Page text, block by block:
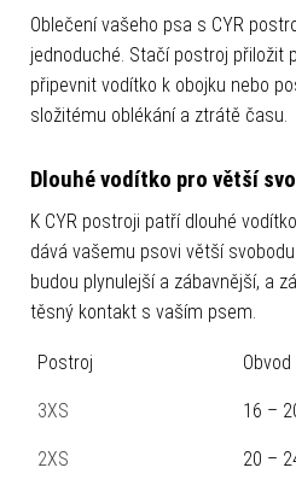
Oblečení vašeho psa s CYR
jednoduché. Stačí postroj přiložit
připevnit vodítko k obojku nebo
složitému oblékání a ztrátě času.
Dlouhé vodítko pro větší
K CYR postroji patří dlouhé
dává vašemu psovi větší
budou plynulejší a zábavnější, a
těsný kontakt s vaším psem.
Postroj
3XS 16 –
2XS 20 –